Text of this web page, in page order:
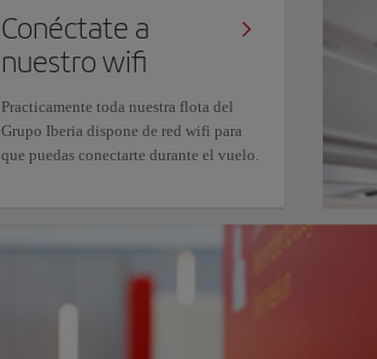
Conéctate a
nuestro wifi
Practicamente toda nuestra flota del
Grupo Iberia dispone de red wifi para
que puedas conectarte durante el vuelo.